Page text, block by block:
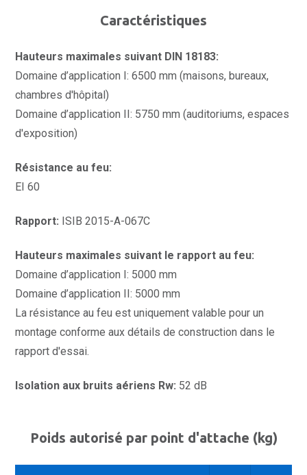
Caractéristiques
Hauteurs maximales suivant DIN 18183:
Domaine d’application I: 6500 mm (maisons, bureaux,
chambres d'hôpital)
Domaine d’application II: 5750 mm (auditoriums, espaces
d'exposition)
Résistance au feu:
EI 60
Rapport: ISIB 2015-A-067C
Hauteurs maximales suivant le rapport au feu:
Domaine d’application I: 5000 mm
Domaine d’application II: 5000 mm
La résistance au feu est uniquement valable pour un
montage conforme aux détails de construction dans le
rapport d'essai.
Isolation aux bruits aériens Rw: 52 dB
Poids autorisé par point d'attache (kg)